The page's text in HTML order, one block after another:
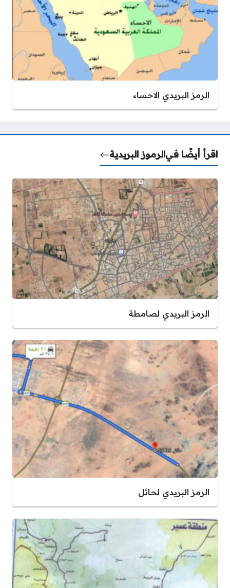
الرمز البريدي الاحساء
اقرأ أيضًا فيالرموز البريدية
الرمز البريدي لصامطة
الرمز البريدي لحائل